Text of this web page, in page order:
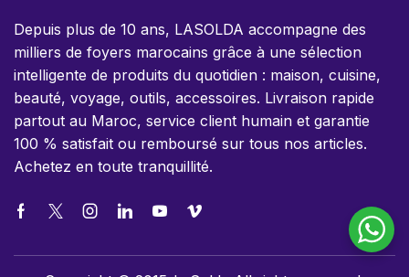
Depuis plus de 10 ans, LASOLDA accompagne des
milliers de foyers marocains grâce à une sélection
intelligente de produits du quotidien : maison, cuisine,
beauté, voyage, outils, accessoires. Livraison rapide
partout au Maroc, service client humain et garantie
100 % satisfait ou remboursé sur tous nos articles.
Achetez en toute tranquillité.